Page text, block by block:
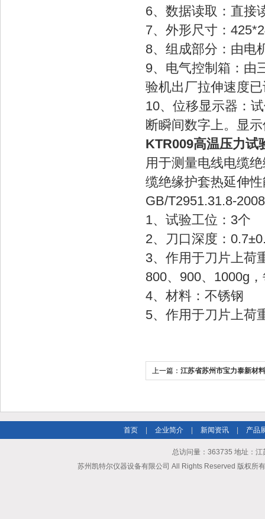
6、数据读取：直
7、外形尺寸：
8、组成部分：由电
9、电气控制箱：由
验机出厂拉伸速度
10、位移显示器：
断瞬间数字上。显
KTR009高温压力试
用于测量电线电缆
缆绝缘护套热延伸
GB/T2951.31.8-
1、试验工位：3个
2、刀口深度：
3、作用于刀片上荷
800、900、1000g
4、材料：不锈钢
5、作用于刀片上荷
上一篇： 江苏省苏州市宝力泰新材
首页 企业简介 新闻资讯 产品
总访问量：363735 地址：
苏州凯特尔仪器设备有限公司 All Rights Reserved 版权所